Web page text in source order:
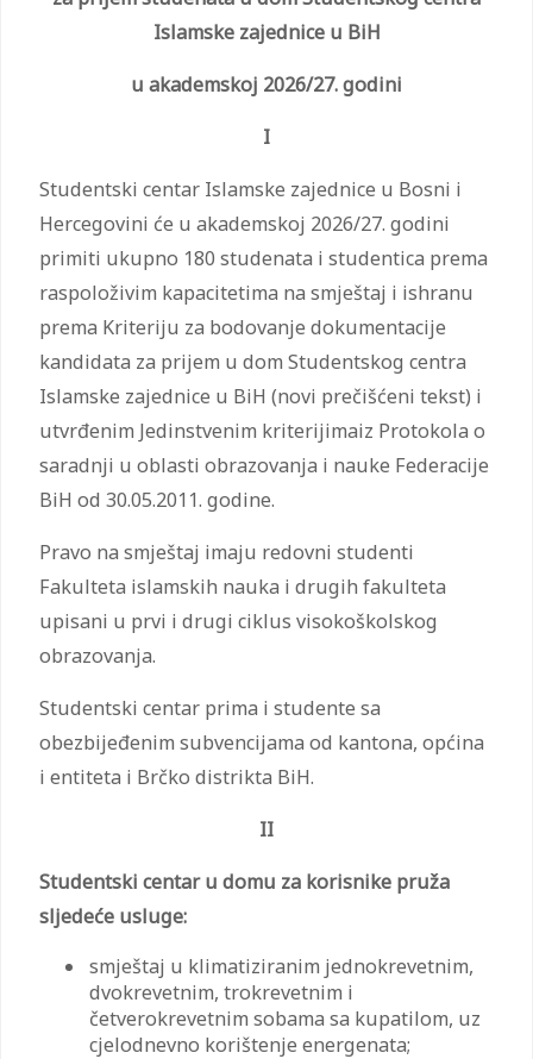
Islamske zajednice u BiH
u akademskoj 2026/27. godini
I
Studentski centar Islamske zajednice u Bosni i
Hercegovini će u akademskoj 2026/27. godini
primiti ukupno 180 studenata i studentica prema
raspoloživim kapacitetima na smještaj i ishranu
prema Kriteriju za bodovanje dokumentacije
kandidata za prijem u dom Studentskog centra
Islamske zajednice u BiH (novi prečišćeni tekst) i
utvrđenim Jedinstvenim kriterijimaiz Protokola o
saradnji u oblasti obrazovanja i nauke Federacije
BiH od 30.05.2011. godine.
Pravo na smještaj imaju redovni studenti
Fakulteta islamskih nauka i drugih fakulteta
upisani u prvi i drugi ciklus visokoškolskog
obrazovanja.
Studentski centar prima i studente sa
obezbijeđenim subvencijama od kantona, općina
i entiteta i Brčko distrikta BiH.
II
Studentski centar u domu za korisnike pruža
sljedeće usluge:
smještaj u klimatiziranim jednokrevetnim,
dvokrevetnim, trokrevetnim i
četverokrevetnim sobama sa kupatilom, uz
cjelodnevno korištenje energenata;